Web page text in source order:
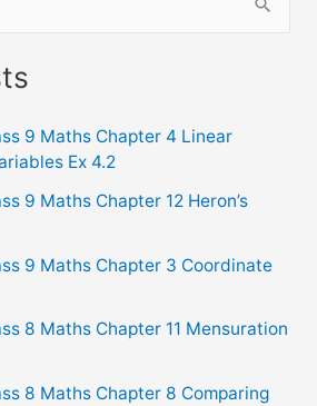
9 Maths Chapter 4 Linear
Ex 4.2
9 Maths Chapter 12 Heron’s
9 Maths Chapter 3 Coordinate
8 Maths Chapter 11 Mensuration
8 Maths Chapter 8 Comparing